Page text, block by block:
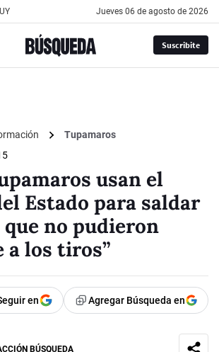
jueves 06 de agosto de 2026
Suscribite
Tupamaros
usan el
Estado para saldar
no pudieron
a los tiros”
en Agregar Búsqueda en
BÚSQUEDA